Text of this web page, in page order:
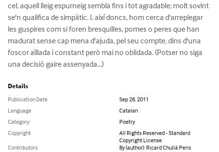
cel, aquell lleig espurneig sembla fins i tot agradable; molt sovint
se'n qualifica de simpàtic. I, així doncs, hom cerca d'arreplegar
les guspires com si foren bresquilles, pomes o peres que han
madurat sense cap mena d'ajuda, pel seu compte, dins d'una
foscor aïllada i constant però mai no oblidada. (Potser no siga
una decisió gaire assenyada...)
Details
Publication Date
Sep 28, 2011
Language
Catalan
Category
Poetry
Copyright
All Rights Reserved - Standard
Copyright License
Contributors
By (author): Ricard Chulià Peris